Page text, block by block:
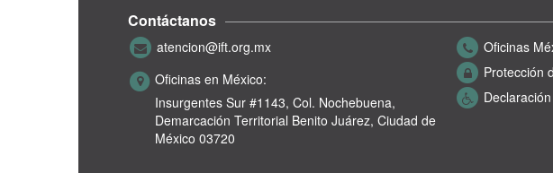
Contáctanos
atencion@ift.org.mx
Oficinas en México:
Insurgentes Sur #1143, Col. Nochebuena,
Demarcación Territorial Benito Juárez, Ciudad de
México 03720
Oficinas
Protección